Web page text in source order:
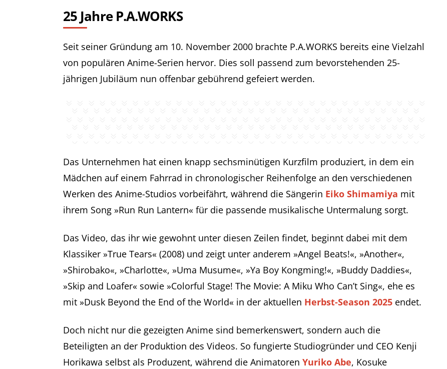
25 Jahre P.A.WORKS
Seit seiner Gründung am 10. November 2000 brachte P.A.WORKS bereits eine Vielzahl
von populären Anime-Serien hervor. Dies soll passend zum bevorstehenden 25-
jährigen Jubiläum nun offenbar gebührend gefeiert werden.
Das Unternehmen hat einen knapp sechsminütigen Kurzfilm produziert, in dem ein
Mädchen auf einem Fahrrad in chronologischer Reihenfolge an den verschiedenen
Werken des Anime-Studios vorbeifährt, während die Sängerin Eiko Shimamiya mit
ihrem Song »Run Run Lantern« für die passende musikalische Untermalung sorgt.
Das Video, das ihr wie gewohnt unter diesen Zeilen findet, beginnt dabei mit dem
Klassiker »True Tears« (2008) und zeigt unter anderem »Angel Beats!«, »Another«,
»Shirobako«, »Charlotte«, »Uma Musume«, »Ya Boy Kongming!«, »Buddy Daddies«,
»Skip and Loafer« sowie »Colorful Stage! The Movie: A Miku Who Can’t Sing«, ehe es
mit »Dusk Beyond the End of the World« in der aktuellen Herbst-Season 2025 endet.
Doch nicht nur die gezeigten Anime sind bemerkenswert, sondern auch die
Beteiligten an der Produktion des Videos. So fungierte Studiogründer und CEO Kenji
Horikawa selbst als Produzent, während die Animatoren Yuriko Abe, Kosuke